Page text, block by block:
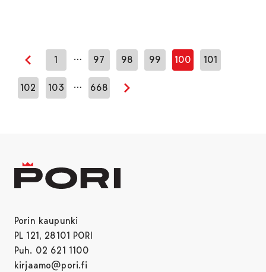
Edellinen sivu
1 … 97 98 99 100 101
102 103 … 668
Seuraava sivu
Porin kaupunki
PL 121, 28101 PORI
Puh. 02 621 1100
kirjaamo@pori.fi